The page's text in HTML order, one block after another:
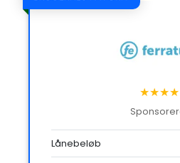
★★★★
Lånebeløb